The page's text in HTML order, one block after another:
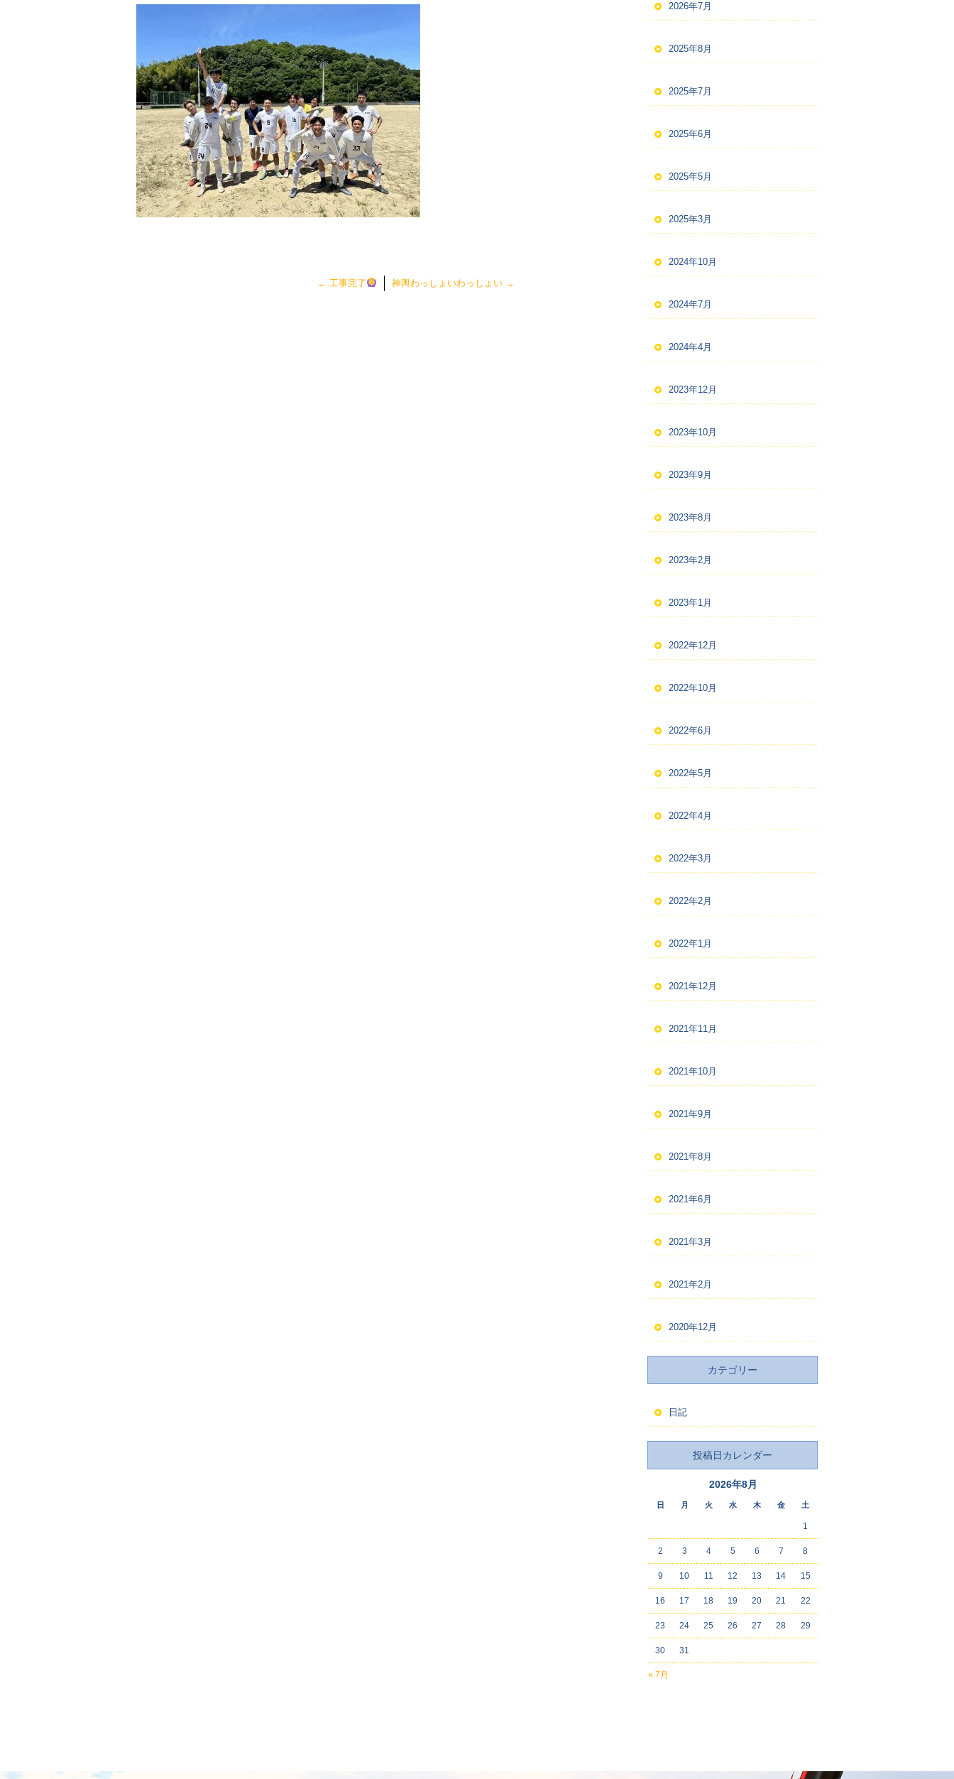
← 工事完了 神輿わっしょいわっしょい →
2026年7月
2025年8月
2025年7月
2025年6月
2025年5月
2025年3月
2024年10月
2024年7月
2024年4月
2023年12月
2023年10月
2023年9月
2023年8月
2023年2月
2023年1月
2022年12月
2022年10月
2022年6月
2022年5月
2022年4月
2022年3月
2022年2月
2022年1月
2021年12月
2021年11月
2021年10月
2021年9月
2021年8月
2021年6月
2021年3月
2021年2月
2020年12月
カテゴリー
日記
投稿日カレンダー
2026年8月
日 月 火 水 木 金 土
« 7月
1
2 3 4 5 6 7 8
9 10 11 12 13 14 15
16 17 18 19 20 21 22
23 24 25 26 27 28 29
30 31